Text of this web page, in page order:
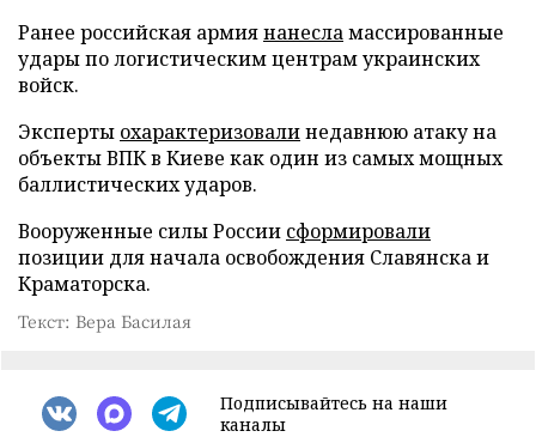
Ранее российская армиянанесламассированные
удары по логистическим центрам украинских
войск.
Эксперты охарактеризовалинедавнюю атаку на
объекты ВПК в Киеве как один из самых мощных
баллистических ударов.
Вооруженные силы России сформировали
позиции для начала освобождения Славянска и
Краматорска.
Текст: Вера Басилая
Подписывайтесь на наши
каналы